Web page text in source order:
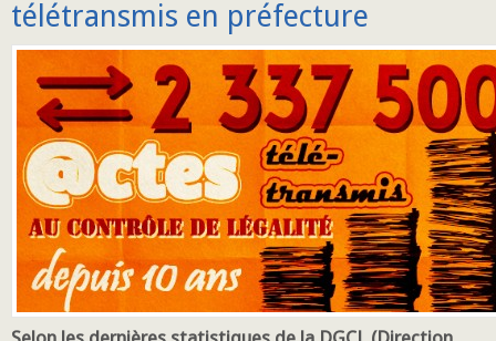
télétransmis en préfecture